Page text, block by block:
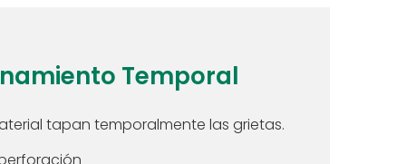
Temporal
tapan temporalmente las grietas.